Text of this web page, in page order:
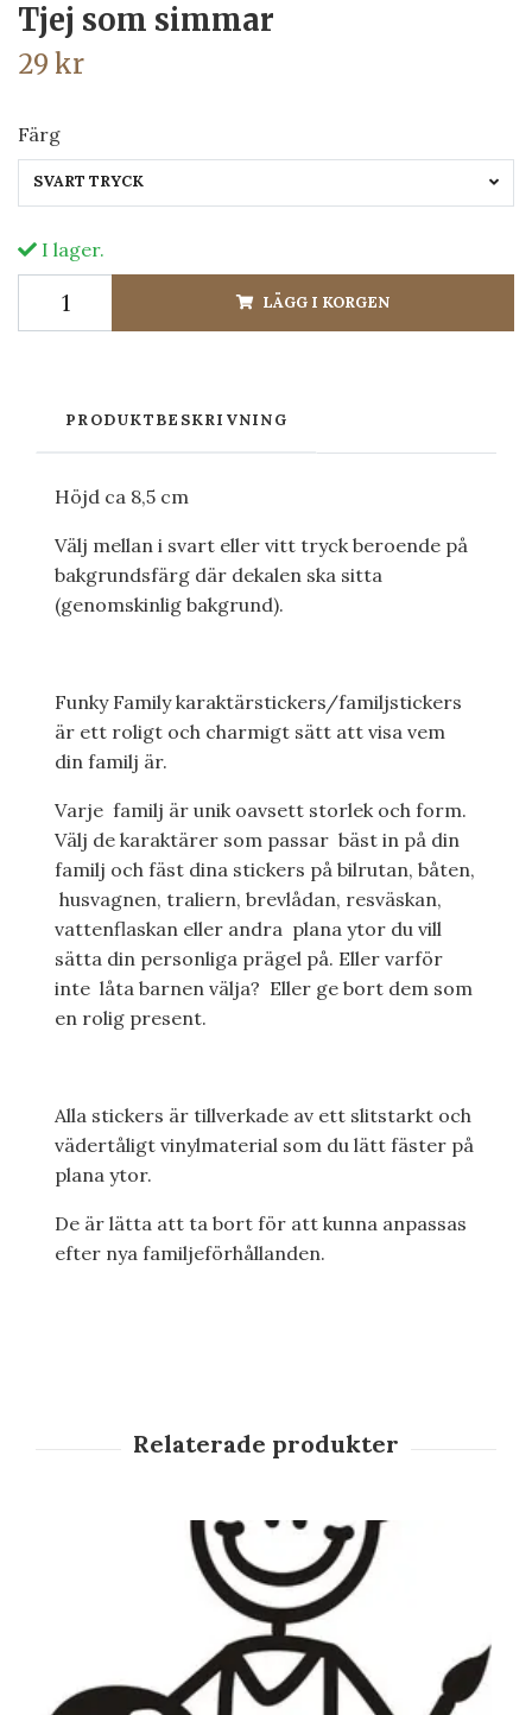
Tjej som simmar
29 kr
Färg
SVART TRYCK
I lager.
LÄGG I KORGEN
PRODUKTBESKRIVNING
Höjd ca 8,5 cm
Välj mellan i svart eller vitt tryck beroende på
bakgrundsfärg där dekalen ska sitta
(genomskinlig bakgrund).
Funky Family karaktärstickers/familjstickers
är ett roligt och charmigt sätt att visa vem
din familj är.
Varje familj är unik oavsett storlek och form.
Välj de karaktärer som passar bäst in på din
familj och fäst dina stickers på bilrutan, båten,
husvagnen, traliern, brevlådan, resväskan,
vattenflaskan eller andra plana ytor du vill
sätta din personliga prägel på. Eller varför
inte låta barnen välja? Eller ge bort dem som
en rolig present.
Alla stickers är tillverkade av ett slitstarkt och
vädertåligt vinylmaterial som du lätt fäster på
plana ytor.
De är lätta att ta bort för att kunna anpassas
efter nya familjeförhållanden.